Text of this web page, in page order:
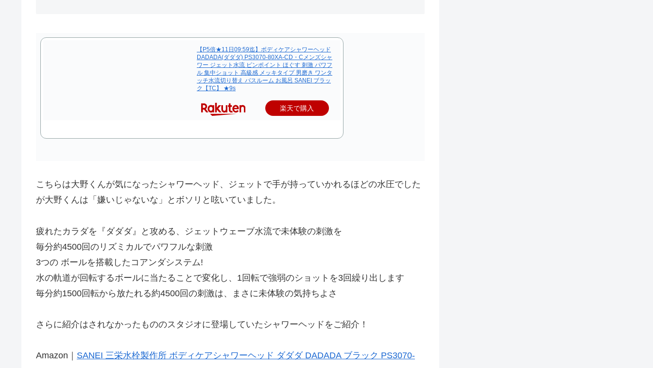
【P5倍★11日09:59迄】ボディケアシャワーヘッド
DADADA(ダダダ) PS3070-80XA-CD・Cメンズシャ
ワー ジェット水流 ピンポイント ほぐす 刺激 パワフ
ル 集中ショット 高級感 メッキタイプ 男磨き ワンタ
ッチ水流切り替え バスルーム お風呂 SANEI ブラッ
ク【TC】 ★9s
楽天で購入
こちらは大野くんが気になったシャワーヘッド、ジェットで手が持っていかれるほどの水圧でした
が大野くんは「嫌いじゃないな」とボソリと呟いていました。
疲れたカラダを『ダダダ』と攻める、ジェットウェーブ水流で未体験の刺激を
毎分約4500回のリズミカルでパワフルな刺激
3つの ボールを搭載したコアンダシステム!
水の軌道が回転するボールに当たることで変化し、1回転で強弱のショットを3回繰り出します
毎分約1500回転から放たれる約4500回の刺激は、まさに未体験の気持ちよさ
さらに紹介はされなかったもののスタジオに登場していたシャワーヘッドをご紹介！
Amazon｜ SANEI 三栄水栓製作所 ボディケアシャワーヘッド ダダダ DADADA ブラック PS3070-